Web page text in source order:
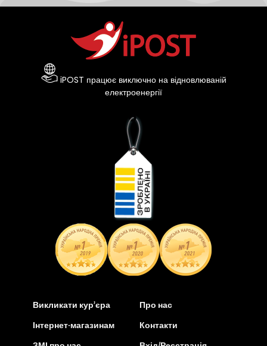
iPOST працює виключно на відновлюваній
електроенергії
Викликати кур’єра
Інтернет-магазинам
Про нас
Контакти